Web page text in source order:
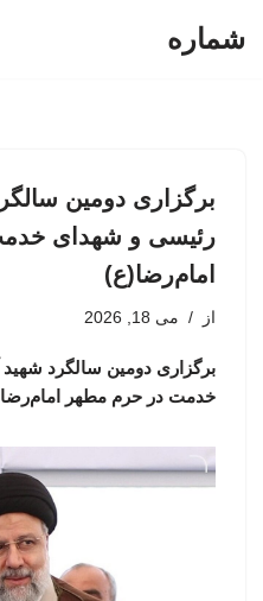
شماره
برگزاری دومین
رئیسی و شهدای
امام‌رضا(ع)
از می 18, 2026
برگزاری دومین سالگرد
خدمت در حرم مطهر